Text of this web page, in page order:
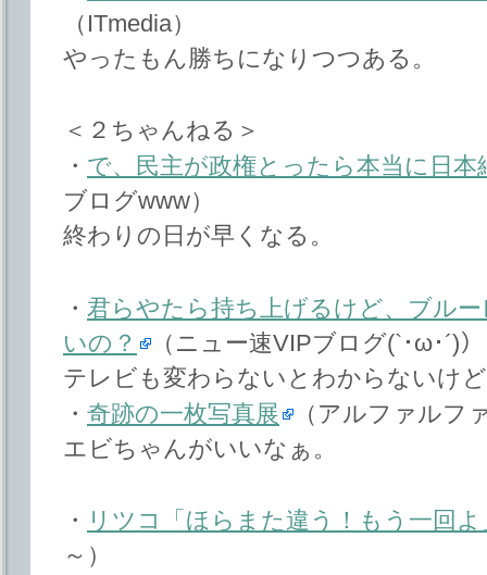
（ITmedia）
やったもん勝ちになりつつある。
＜２ちゃんねる＞
・ で、民主が政権とったら本当に日本
ブログwww）
終わりの日が早くなる。
・ 君らやたら持ち上げるけど、ブル
いの？
（ニュー速VIPブログ(`･ω･´)）
テレビも変わらないとわからないけ
・ 奇跡の一枚写真展
（アルファルフ
エビちゃんがいいなぁ。
・ リツコ「ほらまた違う！もう一回よ
～）